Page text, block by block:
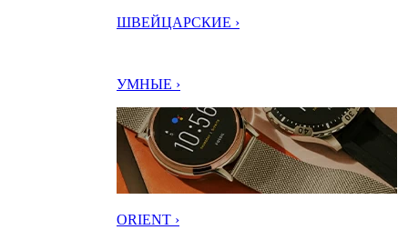
ШВЕЙЦАРСКИЕ ›
УМНЫЕ ›
ORIENT ›